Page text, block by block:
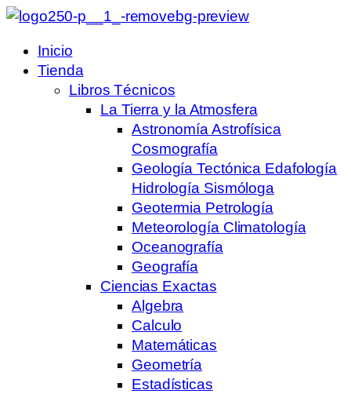
Inicio
Tienda
Libros Técnicos
La Tierra y la Atmosfera
Astronomía Astrofísica
Cosmografía
Geología Tectónica Edafología
Hidrología Sismóloga
Geotermia Petrología
Meteorología Climatología
Oceanografía
Geografía
Ciencias Exactas
Algebra
Calculo
Matemáticas
Geometría
Estadísticas